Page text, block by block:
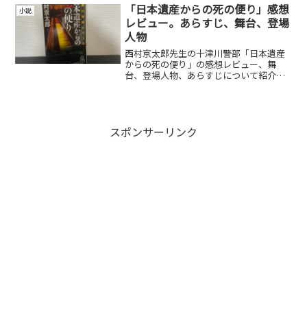
小説
「日本遺産からの死の便り」感想
レビュー。あらすじ、舞台、登場
人物
西村京太郎先生の十津川警部「日本遺産
からの死の便り」の感想レビュー、舞
台、登場人物、あらすじについて紹介し
スポンサーリンク